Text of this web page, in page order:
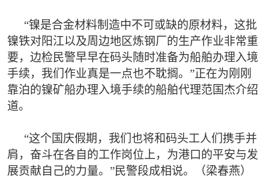
“镍是合金材料制造中不可或缺的原材料，这批
镍铁对阳江以及周边地区炼钢厂的生产作业非常重
要，边检民警早早在码头随时准备为船舶办理入境
手续，我们作业真是一点也不耽搁。”正在为刚刚
靠泊的镍矿船办理入境手续的船舶代理范国杰介绍
道。
“这个国庆假期，我们也将和码头工人们携手并
肩，奋斗在各自的工作岗位上，为港口的平安与发
展贡献自己的力量。”民警段成相说。（梁春燕）